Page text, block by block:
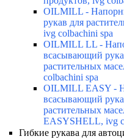
OILMILL -
рукав для
ivg colbachini spa
OILMILL LL -
всасывающий
растительных
colbachini spa
OILMILL EASY -
всасывающий
растительных
EASYSHELL, ivg
Гибкие рукава для